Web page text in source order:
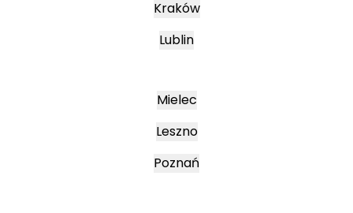
Kraków
Lublin
Mielec
Leszno
Poznań